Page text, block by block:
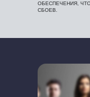
ОБЕСПЕЧЕНИЯ,
СБОЕВ.